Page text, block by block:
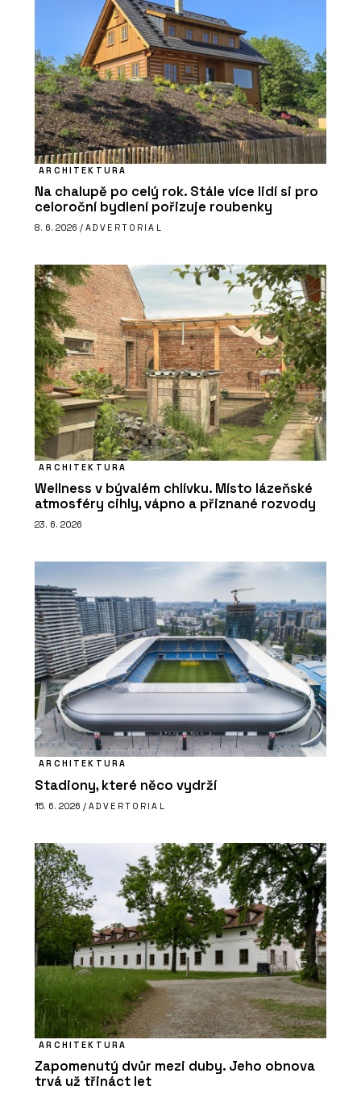
ARCHITEKTURA
Na chalupě po celý rok. Stále více lidí si pro
celoroční bydlení pořizuje roubenky
8. 6. 2026 / ADVERTORIAL
ARCHITEKTURA
Wellness v bývalém chlívku. Místo lázeňské
atmosféry cihly, vápno a přiznané rozvody
23. 6. 2026
ARCHITEKTURA
Stadiony, které něco vydrží
15. 6. 2026 / ADVERTORIAL
ARCHITEKTURA
Zapomenutý dvůr mezi duby. Jeho obnova
trvá už třináct let